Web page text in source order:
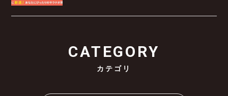
CATEGORY
カテゴリ